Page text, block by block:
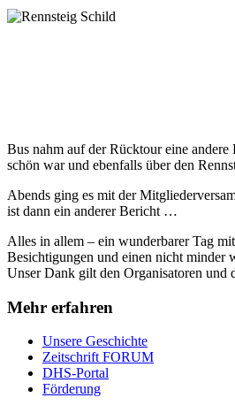
Bus nahm auf der Rücktour eine
schön war und ebenfalls über den
Abends ging es mit der
ist dann ein anderer Bericht …
Alles in allem – ein wunderbarer Tag mit
Besichtigungen und einen nicht minder
Unser Dank gilt den Organisatoren und
Mehr erfahren
Unsere Geschichte
Zeitschrift FORUM
DHS-Portal
Förderung